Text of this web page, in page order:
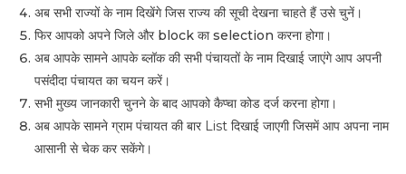
अब सभी राज्यों के नाम दिखेंगे जिस राज्य की सूची देखना चाहते हैं उसे चुनें।
फिर आपको अपने जिले और block का selection करना होगा।
अब आपके सामने आपके ब्लॉक की सभी पंचायतों के नाम दिखाई जाएंगे आप अपनी
पसंदीदा पंचायत का चयन करें।
सभी मुख्य जानकारी चुनने के बाद आपको कैप्चा कोड दर्ज करना होगा।
अब आपके सामने ग्राम पंचायत की बार List दिखाई जाएगी जिसमें आप अपना नाम
आसानी से चेक कर सकेंगे।